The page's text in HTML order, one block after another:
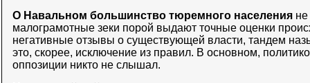
О Навальном большинство тюремного населения
малограмотные зеки порой выдают точные оценки
негативные отзывы о существующей власти, тандем
это, скорее, исключение из правил. В основном,
оппозиции никто не слышал.